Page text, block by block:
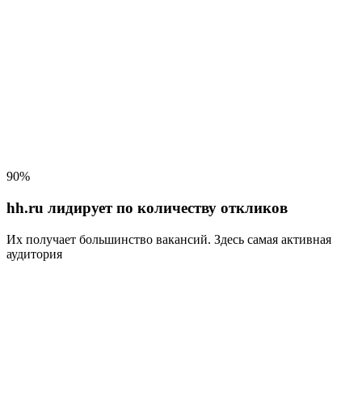
90%
hh.ru лидирует по количеству откликов
Их получает большинство вакансий. Здесь самая активная
аудитория